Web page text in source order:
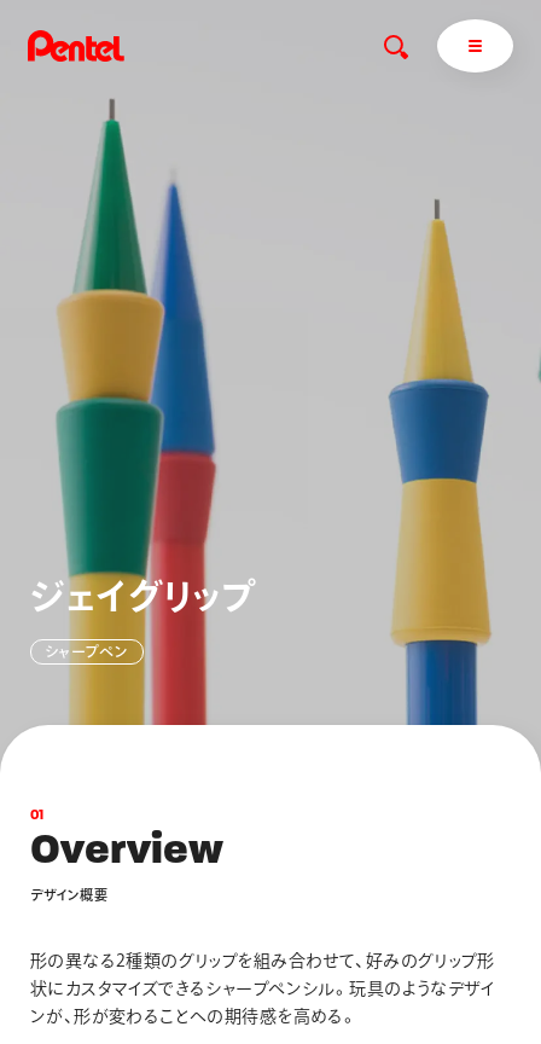
エナージェル サインペン
商品を探す
商品を探すトップ
ボールペン
マーカー
シャープペン
消し具
ブラッシュ（筆）
その他
ぺんてるについて
ぺんてるについてトップ
メッセージ
採用情報
運営会社
ジェイグリップ
シャ ープペン
01
Overview
デザイン概要
形の異なる2種類のグリップを組み合わせて、好みのグリップ形
状にカスタマイズできるシャープペンシル。玩具のようなデザイ
ンが、形が変わることへの期待感を高める。